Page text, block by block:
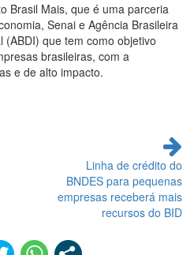
Brasil Mais, que é uma parceria
Senai e Agência Brasileira
que tem como objetivo
brasileiras, com a
e de alto impacto.
Linha de crédito do
BNDES para pequenas
empresas receberá mais
recursos do BID